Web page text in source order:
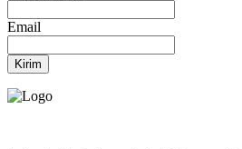
Email
Kirim